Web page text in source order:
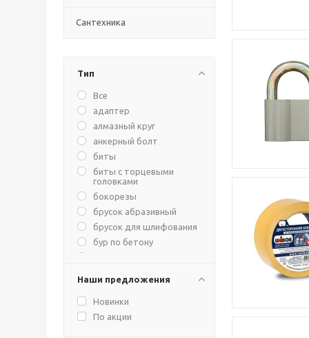
Сантехника
Тип
Все
адаптер
алмазный круг
анкерный болт
биты
биты с торцевыми
головками
бокорезы
брусок абразивный
брусок для шлифования
бур по бетону
винты с
полуцилиндрической
головкой
водосгон
Наши предложения
Новинки
По акции